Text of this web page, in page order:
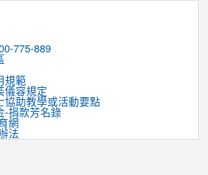
775-889
規範
儀容規定
協助教學或活動要點
-捐款芳名錄
網
法